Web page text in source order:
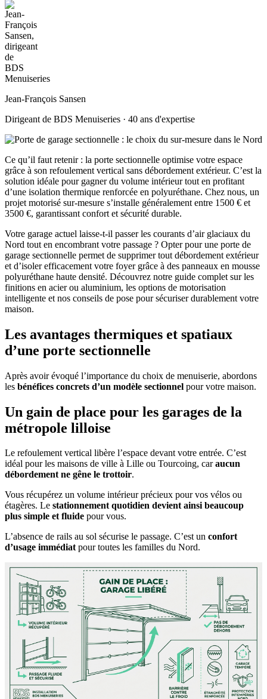
Jean-François Sansen
Dirigeant de BDS Menuiseries · 40 ans d'expertise
Ce qu’il faut retenir : la porte sectionnelle optimise votre espace
grâce à son refoulement vertical sans débordement extérieur. C’est la
solution idéale pour gagner du volume intérieur tout en profitant
d’une isolation thermique renforcée en polyuréthane. Chez nous, un
projet motorisé sur-mesure s’installe généralement entre 1500 € et
3500 €, garantissant confort et sécurité durable.
Votre garage actuel laisse-t-il passer les courants d’air glaciaux du
Nord tout en encombrant votre passage ? Opter pour une porte de
garage sectionnelle permet de supprimer tout débordement extérieur
et d’isoler efficacement votre foyer grâce à des panneaux en mousse
polyuréthane haute densité. Découvrez notre guide complet sur les
finitions en acier ou aluminium, les options de motorisation
intelligente et nos conseils de pose pour sécuriser durablement votre
maison.
Les avantages thermiques et spatiaux
d’une porte sectionnelle
Après avoir évoqué l’importance du choix de menuiserie, abordons
les bénéfices concrets d’un modèle sectionnel pour votre maison.
Un gain de place pour les garages de la
métropole lilloise
Le refoulement vertical libère l’espace devant votre entrée. C’est
idéal pour les maisons de ville à Lille ou Tourcoing, caraucun
débordement ne gêne le trottoir.
Vous récupérez un volume intérieur précieux pour vos vélos ou
étagères. Le stationnement quotidien devient ainsi beaucoup
plus simple et fluide pour vous.
L’absence de rails au sol sécurise le passage. C’est un confort
d’usage immédiatpour toutes les familles du Nord.